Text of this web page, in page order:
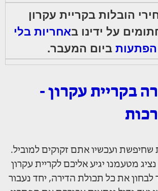
הובלות בקריית עקרון
על ידינו באחריות בלי
ביום המעבר.
בקריית עקרון -
ועכשיו אתם זקוקים למוביל.
מטעמנו יגיע אליכם לקריית עקרון
את כל תכולת הדירה, יחד נעבור